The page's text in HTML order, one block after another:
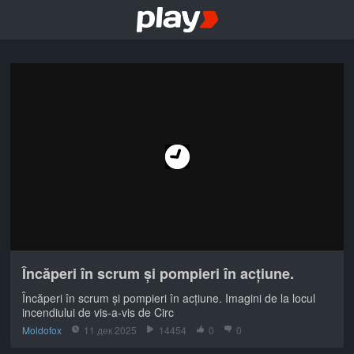
Încăperi în scrum și pompieri în acțiune.
Încăperi în scrum și pompieri în acțiune. Imagini de la locul
incendiului de vis-a-vis de Circ
Moldofox 11 дек 2025 14454 0 0